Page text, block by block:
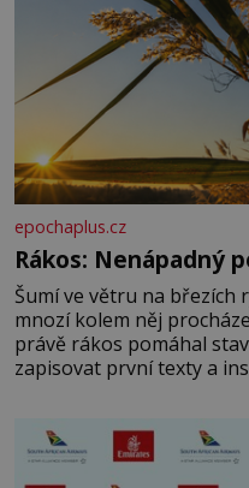
epochaplus.cz
Rákos: Nenápadný
Šumí ve větru na březích
mnozí kolem něj
právě rákos pomáhal
zapisovat první texty a
letního koupání. Stačí se